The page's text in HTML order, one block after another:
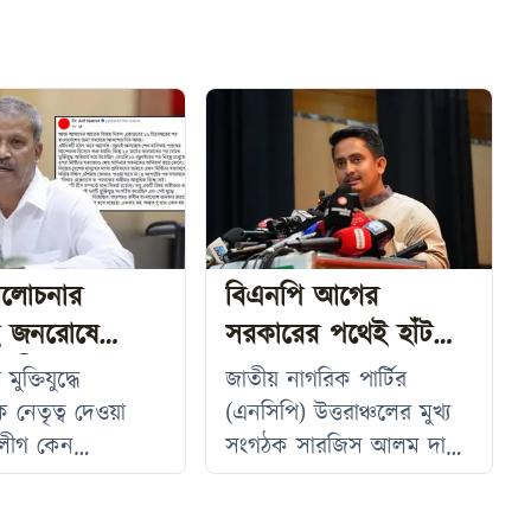
জনরোষে
পতন:
নেতৃত্ব দেওয়া
কেন
ক্ষমতাচ্যুত
বিএনপি আগের
সরকারের পথেই হাঁটছে
দাবি সারজিসের
জাতীয় নাগরিক পার্টির
(এনসিপি) উত্তরাঞ্চলের মুখ্য
সংগঠক সারজিস আলম দাবি
করেছেন, দীর্ঘ ১৬ বছর